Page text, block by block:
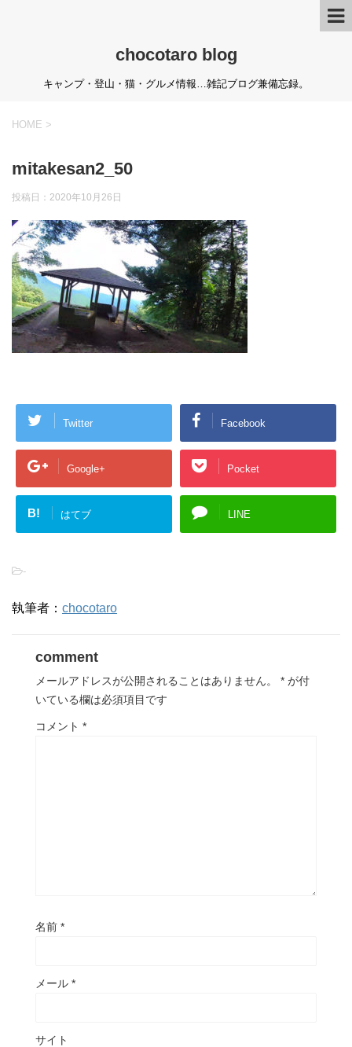
chocotaro blog
キャンプ・登山・猫・グルメ情報…雑記ブログ兼備忘録。
HOME >
mitakesan2_50
投稿日： 2020年10月26日
Twitter Facebook
Google+ Pocket
B! はてブ LINE
-
執筆者： chocotaro
comment
メールアドレスが公開されることはありません。 * が付
いている欄は必須項目です
コメント *
名前 *
メール *
サイト